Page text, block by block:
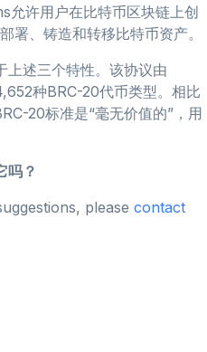
许用户在比特币区块链上创
署、铸造和转移比特币资产。
上述三个特性。该协议由
种BRC-20代币类型。相比
20标准是“毫无价值的”，用
吗？
please contact